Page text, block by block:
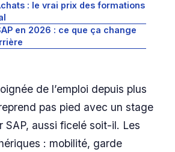
: le vrai prix des formations
en 2026 : ce que ça change
de l’emploi depuis plus
pas pied avec un stage
SAP, aussi ficelé soit-il. Les
: mobilité, garde